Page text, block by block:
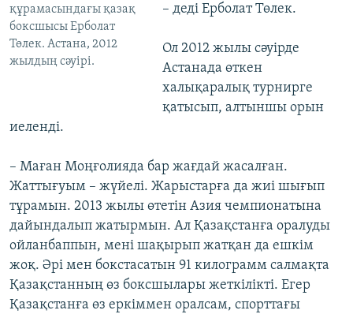
құрамасындағы қазақ
боксшысы Ерболат
Төлек. Астана, 2012
жылдың сәуірі.
– деді Ерболат Төлек.
Ол 2012 жылы сәуірде
Астанада өткен
халықаралық турнирге
қатысып, алтыншы орын
иеленді.
– Маған Моңғолияда бар жағдай жасалған.
Жаттығуым – жүйелі. Жарыстарға да жиі шығып
тұрамын. 2013 жылы өтетін Азия чемпионатына
дайындалып жатырмын. Ал Қазақстанға оралуды
ойланбаппын, мені шақырып жатқан да ешкім
жоқ. Әрі мен бокстасатын 91 килограмм салмақта
Қазақстанның өз боксшылары жеткілікті. Егер
Қазақстанға өз еркіммен оралсам, спорттағы